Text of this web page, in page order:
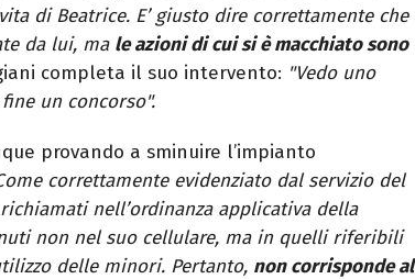
di Beatrice. E’ giusto dire correttamente che
da lui, ma le azioni di cui si è macchiato sono
completa il suo intervento: "Vedo uno
un concorso".
provando a sminuire l’impianto
correttamente evidenziato dal servizio del
nell’ordinanza applicativa della
non nel suo cellulare, ma in quelli riferibili
delle minori. Pertanto, non corrisponde al